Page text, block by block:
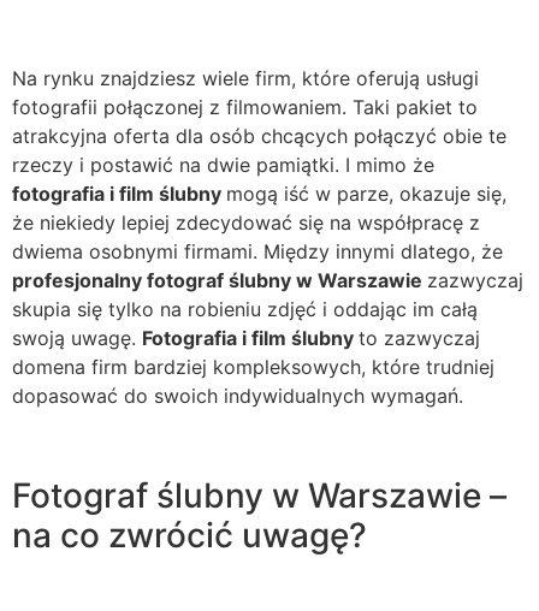
Na rynku znajdziesz wiele firm, które oferują usługi
fotografii połączonej z filmowaniem. Taki pakiet to
atrakcyjna oferta dla osób chcących połączyć obie te
rzeczy i postawić na dwie pamiątki. I mimo że
fotografia i film ślubny mogą iść w parze, okazuje się,
że niekiedy lepiej zdecydować się na współpracę z
dwiema osobnymi firmami. Między innymi dlatego, że
profesjonalny fotograf ślubny w Warszawie zazwyczaj
skupia się tylko na robieniu zdjęć i oddając im całą
swoją uwagę. Fotografia i film ślubny to zazwyczaj
domena firm bardziej kompleksowych, które trudniej
dopasować do swoich indywidualnych wymagań.
Fotograf ślubny w Warszawie –
na co zwrócić uwagę?